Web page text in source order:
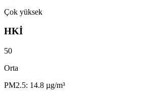
Çok yüksek
HKİ
50
Orta
PM2.5: 14.8 µg/m³